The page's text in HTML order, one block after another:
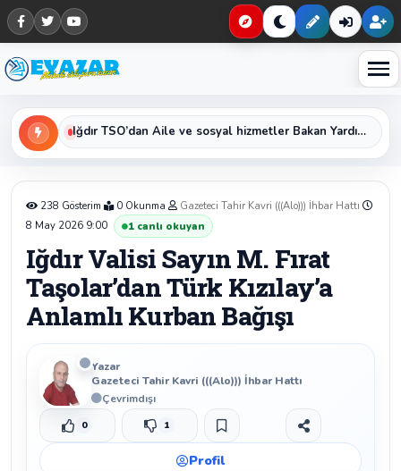
Haberleri keşfet
Iğdır TSO’dan Aile ve sosyal hizmetler Bakan Yardımcısı Sayın Sevim Sayım Madak ‘a Ziyaret
238 Gösterim 0 Okunma
Gazeteci Tahir Kavri (((Alo))) İhbar Hattı
8 May 2026 9:00
1 canlı okuyan
Iğdır Valisi Sayın M. Fırat
Taşolar’dan Türk Kızılay’a
Anlamlı Kurban Bağışı
Yazar
Gazeteci Tahir Kavri (((Alo))) İhbar Hattı
Çevrimdışı
Beğen
0 Beğenmeme
1 Yer İmi
Paylaş
Profil